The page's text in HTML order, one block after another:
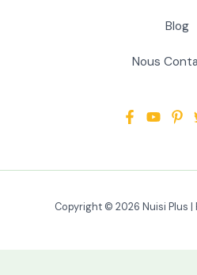
Blog
Nous
Copyright © 2026 Nuisi Plus |